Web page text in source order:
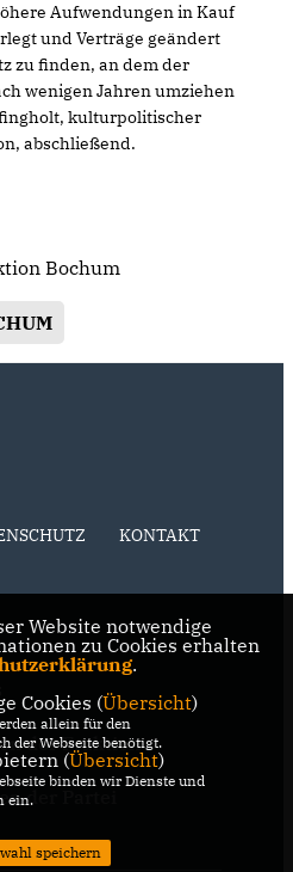
Aufwendungen in Kauf
und Verträge geändert
zu finden, an dem der
wenigen Jahren umziehen
kulturpolitischer
abschließend.
Bochum
KONTAKT
der Fraktion
der Partei
Website notwendige
zu Cookies erhalten
.
Cookies (Übersicht)
allein für den
der Webseite benötigt.
(Übersicht)
binden wir Dienste und
ein.
speichern